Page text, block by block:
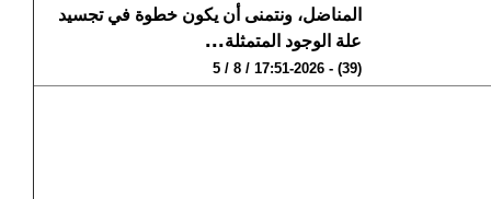
المناضل، ونتمنى أن يكون خطوة في تجسيد
علة الوجود المتمثلة...
(39) - 17:51-2026 / 8 / 5